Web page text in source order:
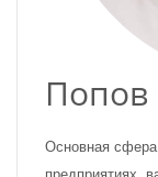
Попов
Основная сфера